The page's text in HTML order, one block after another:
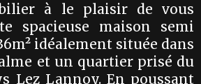
à le plaisir de vous
spacieuse maison semi
idéalement située dans
et un quartier prisé du
Lez Lannoy. En poussant